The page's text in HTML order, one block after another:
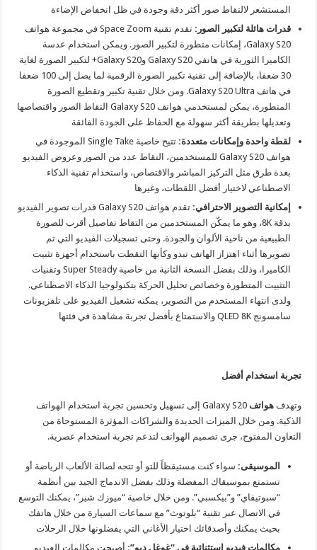
المستشعر لالتقاط صور أكثر دقة وجودة في ظل انخفاض الإضاءة
قدرات هائلة لتكبير الصور:تقدم تقنية Space Zoom في مجموعة هواتف
Galaxy S20، إمكانات متطورة لتكبير الصور. ويمكن استخدام عدسة
الكاميرا الثورية في هاتفي Galaxy S20
وGalaxy S20+
لتكبير الصورة لغاية
30 ضعفا، بالإضافة إلى تقنية تكبير الصورة الرقمية لما يصل إلى 100 ضعفا
في هاتف Galaxy S20 Ultra. ومن خلال تقنية تكبير وتقطيع الصورة
المتطورة، يمكن لمستخدمي هواتف Galaxy S20
التقاط الصور واقتصاصها
وتعديلها بطريقة أكثر سهولة مع الحفاظ على الجودة الفائقة
لقطة واحدة وإمكانات متعددة:
تتيح خاصية Single Take الموجودة في
هواتف Galaxy S20 للمستخدمين، التقاط عدد من الصور وعروض الفيديو
بعدة طرق مثل التركيز المباشر والاقتصاص، واستخدام تقنية الذكاء
الاصطناعي لاختيار أفضل اللقطات، وغيرها
إمكانية التصوير الاحترافي:تقدم هواتف Galaxy S20 قدرات تصوير الفيديو
بدقة 8K، وهو ما يمكّن المستخدمين من التقاط تفاصيل أقرب للصورة
الطبيعية من ناحية الألوان والجودة. وحتى تسجيلات الفيديو التي تم
تصويرها أثناء اهتزاز الهاتف تبدو وكأنها التقطت باستخدام أجهزة تثبيت
الكاميرا، وذلك بفضل النسخة الثانية من خاصية Super Steady وتقنيات
التثبيت المتطورة وخصائص تحليل الحركة بتكنولوجيا الذكاء الاصطناعي.
ولدى انتهاء المستخدم من التصوير، يمكنه تشغيل الفيديو على تلفزيونات
سامسونج QLED 8K والاستمتاع بأفضل تجربة مشاهدة في فئتها
تجربة استخدام أفضل
وتهدف هواتف Galaxy S20
إلى تسهيل وتحسين تجربة استخدام الهواتف
الذكية. ومن خلال الميزات الجديدة والشراكات المؤثرة المستوحاة من
التعاون المفتوح، جرى تصميم الهواتف لتدعم تجربة استخدام عصرية.
الموسيقى:سواء كنت مستيقظاً للتو أو تتجه لصالة الألعاب الرياضة أو
تستمتع بموسيقاك المفضلة وذلك بفضل الاندماج الجيد بين أنظمة
“سبوتيفاي” و”بيكسبي”. ومن خلال خاصية “ميوزك شير”، يمكنك التوسع
في الاتصال عبر تقنية “بلوتوث” مع سماعات السيارة من خلال هاتفك
بحيث يمكنك وأصدقائك اختيار الأغاني التي يفضلونها خلال الرحلات
مكالمات فيديو استثنائية في “غوغل ديو”:أصبحت مكالمات الفيديو